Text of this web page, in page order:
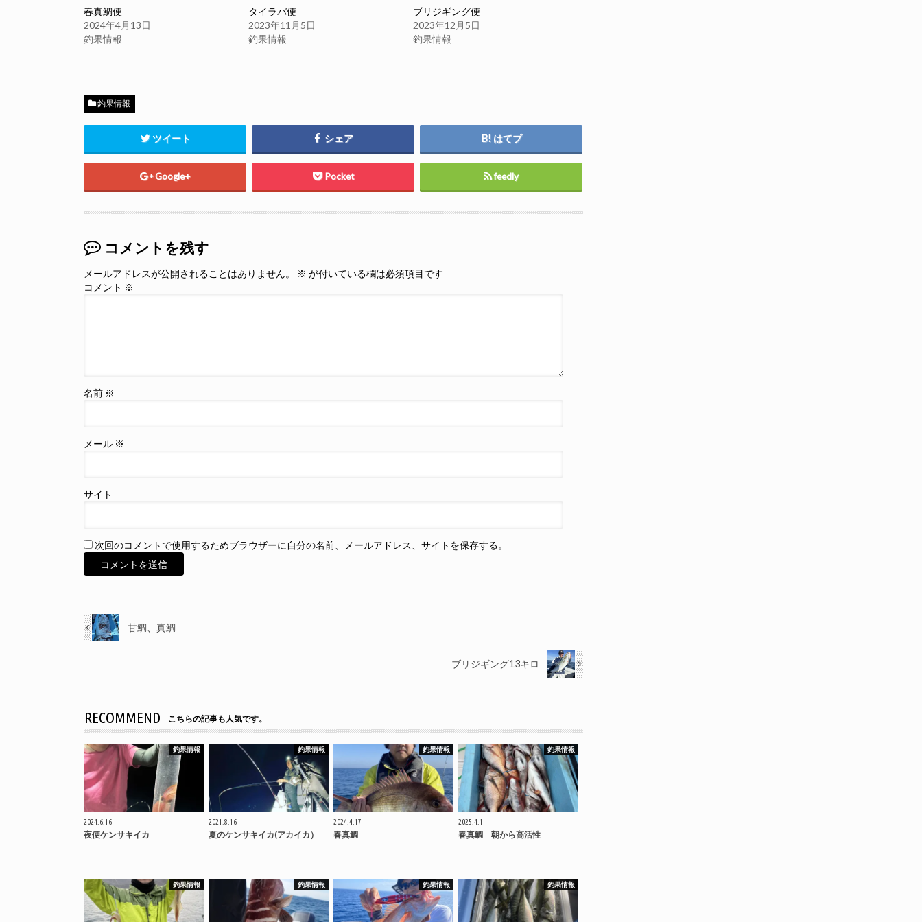
春真鯛便
2024年4月13日
釣果情報
タイラバ便
2023年11月5日
釣果情報
ブリジギング便
2023年12月5日
釣果情報
釣果情報
ツイート シェア はてブ
Google+ Pocket feedly
コメントを残す
メールアドレスが公開されることはありません。 ※ が付いている欄は必須項目です
コメント ※
名前 ※
メール ※
サイト
次回のコメントで使用するためブラウザーに自分の名前、メールアドレス、サイトを保存する。
甘鯛、真鯛
ブリジギング13キロ
RECOMMEND こちらの記事も人気です。
釣果情報
2024.6.16
夜便ケンサキイカ
釣果情報
2021.8.16
夏のケンサキイカ(アカイカ）
釣果情報
2024.4.17
春真鯛
釣果情報
2025.4.1
春真鯛 朝から高活性
釣果情報 釣果情報 釣果情報 釣果情報